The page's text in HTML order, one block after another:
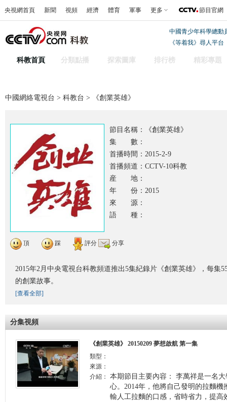
央視網首頁 新聞 視頻 經濟 體育 軍事 更多 節目官網
中國青少年科學總動
《等着我》尋人平台
科教首頁 分類點播 探索圖庫 排行榜 精彩專題
中國網絡電視台 > 科教台 > 《創業英雄》
節目名稱：
《創業英雄》
集 數：
首播時間：2015-2-9
首播頻道：CCTV-10科教
産 地：
年 份：2015
來 源：
語 種：
頂 踩 評分 分享
2015年2月中央電視台科教頻道推出5集紀錄片《創業英雄》，每集
的創業故事。
[查看全部]
分集視頻
《創業英雄》 20150209 夢想啟航 第一集
類型：
來源：
介紹：
本期節目主要內容： 李萬祥是一名
心。2014年，他將自己發明的拉麵
輸人工拉麵的口感，省時省力，提高